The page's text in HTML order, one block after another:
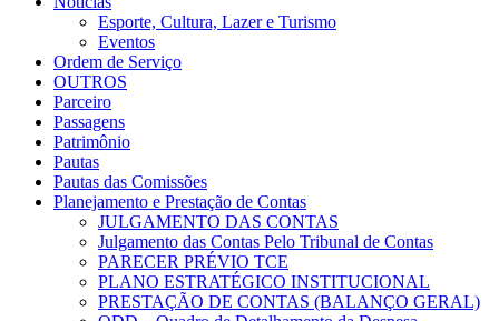
Esporte, Cultura, Lazer e Turismo
Eventos
Ordem de Serviço
OUTROS
Parceiro
Passagens
Patrimônio
Pautas
Pautas das Comissões
Planejamento e Prestação de Contas
JULGAMENTO DAS CONTAS
Julgamento das Contas Pelo Tribunal de Contas
PARECER PRÉVIO TCE
PLANO ESTRATÉGICO INSTITUCIONAL
PRESTAÇÃO DE CONTAS (BALANÇO GERAL)